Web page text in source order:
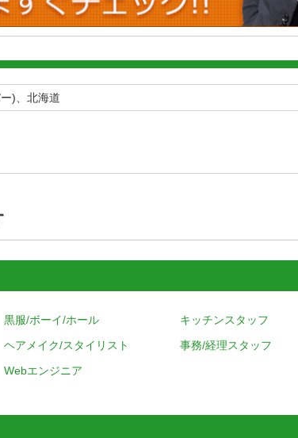
)、北海道
黒服/ボーイ/ホール キッチンスタッフ
ヘアメイク/スタイリスト 事務/経理スタッフ
Webエンジニア